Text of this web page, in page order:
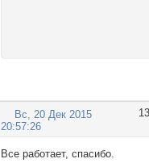
13
Вс, 20 Дек 2015
20:57:26
Все работает, спасибо.